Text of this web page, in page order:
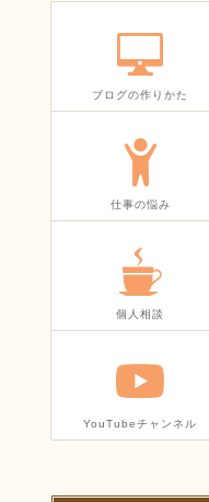
ブログの作りかた
仕事の悩み
個人相談
YouTubeチャンネル